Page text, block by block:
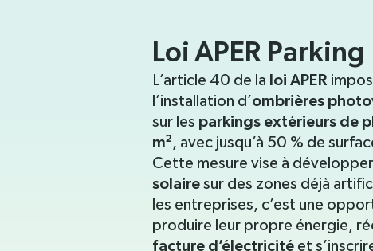
Loi APER Parking
L’article 40 de la loi APER
l’installation d’ombrières
sur les parkings extérieurs de
m², avec jusqu’à 50 % de
Cette mesure vise à développer
solaire sur des zones déjà
les entreprises, c’est une
produire leur propre énergie,
facture d’électricité et